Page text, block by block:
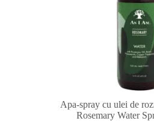
Apa-spray cu ulei de
Rosemary Water